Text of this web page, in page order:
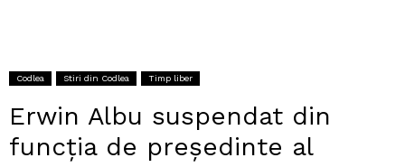
Codlea Stiri din Codlea Timp liber
Erwin Albu suspendat din
funcția de președinte al